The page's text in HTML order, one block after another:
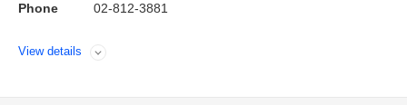
View details
Phone
02-812-3881